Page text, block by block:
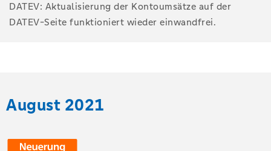
DATEV: Aktualisierung der Kontoumsätze auf der
DATEV-Seite funktioniert wieder einwandfrei.
August 2021